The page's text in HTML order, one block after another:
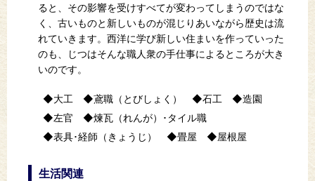
ると、その影響を受けすべてが変わってしまうのではな
く、古いものと新しいものが混じりあいながら歴史は流
れていきます。西洋に学び新しい住まいを作っていった
のも、じつはそんな職人衆の手仕事によるところが大き
いのです。
大工 鳶職（とびしょく） 石工
造園
左官
煉瓦（れんが）･タイル職
表具･経師（きょうじ）
畳屋 屋根屋
生活関連